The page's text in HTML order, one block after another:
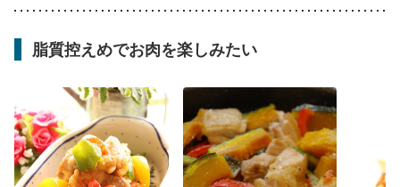
脂質控えめでお肉を楽しみたい